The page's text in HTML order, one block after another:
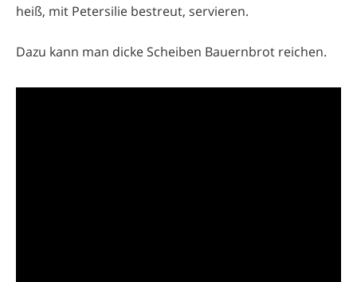
heiß, mit Petersilie bestreut, servieren.
Dazu kann man dicke Scheiben Bauernbrot reichen.